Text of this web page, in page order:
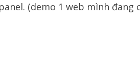
(demo 1 web mình đang